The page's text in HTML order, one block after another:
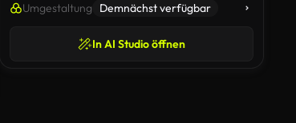
Umgestaltung Demnächst verfügbar
In AI Studio öffnen